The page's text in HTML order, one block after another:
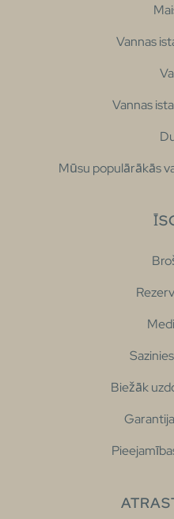
Vannas
Vannas
Mūsu populārākās
Biežāk